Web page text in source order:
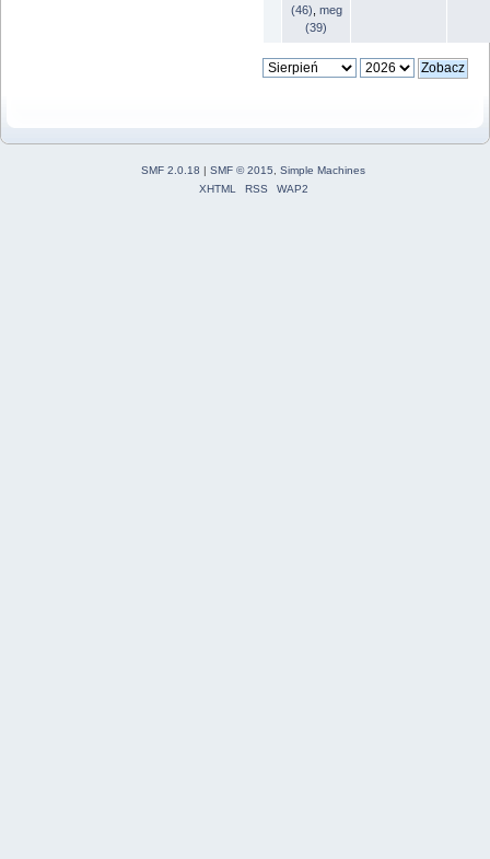
(46) meg
(39)
SMF 2.0.18 | SMF © 2015
Simple Machines
XHTML
RSS WAP2